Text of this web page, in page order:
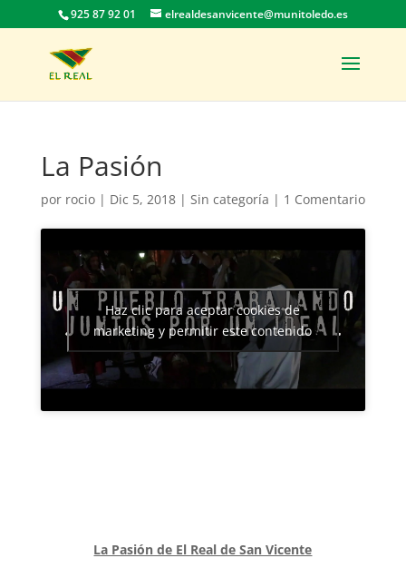
925 87 92 01 elrealdesanvicente@munitoledo.es
La Pasión
por rocio| Dic 5, 2018| Sin categoría | 1 Comentario
Haz clic para aceptar cookies de
marketing y permitir este contenido
La Pasión de El Real de San Vicente